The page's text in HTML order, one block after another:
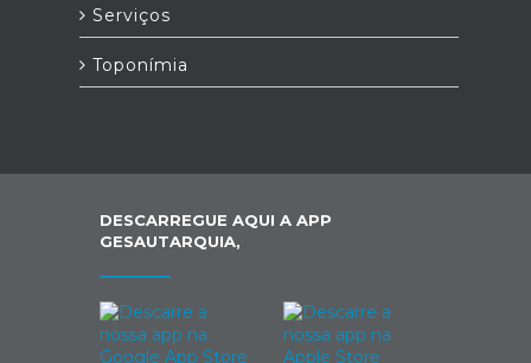
Serviços
Toponímia
DESCARREGUE AQUI A APP
GESAUTARQUIA,